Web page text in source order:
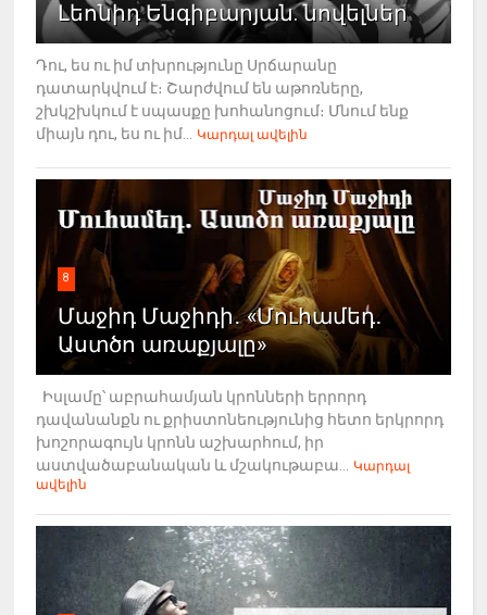
Լեոնիդ Ենգիբարյան. նովելներ
Դու, ես ու իմ տխրությունը Սրճարանը
դատարկվում է։ Շարժվում են աթոռները,
շխկշխկում է սպասքը խոհանոցում։ Մնում ենք
միայն դու, ես ու իմ...
Կարդալ ավելին
8
Մաջիդ Մաջիդի․ «Մուհամեդ․
Աստծո առաքյալը»
Իսլամը՝ աբրահամյան կրոնների երրորդ
դավանանքն ու քրիստոնեությունից հետո երկրորդ
խոշորագույն կրոնն աշխարհում, իր
աստվածաբանական և մշակութաբա...
Կարդալ
ավելին